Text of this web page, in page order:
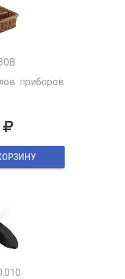
приборов